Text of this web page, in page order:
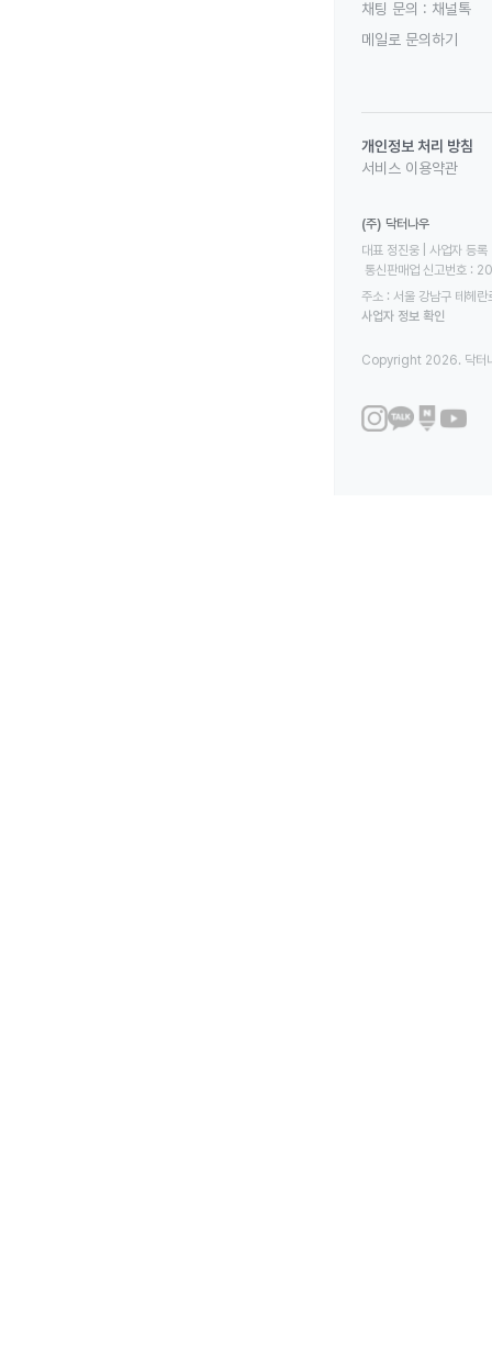
채팅 문의 : 채널톡
메일로 문의하기
개인정보 처리 방침
서비스 이용약관
(주) 닥터나우
대표 정진웅 | 사업자
통신판매업 신고번호
주소 : 서울 강남구 테헤
사업자 정보 확인
Copyright 2026. 닥터